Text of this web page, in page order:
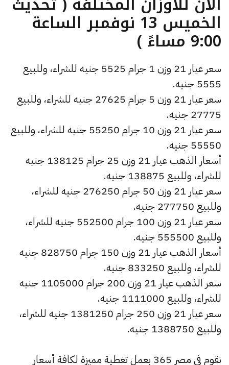
الخميس 13 نوفمبر الساعة
9:00 مساءً )
سعر عيار 21 وزن 1 جرام 5525 جنيه للشراء، وللبيع
5555 جنيه.
سعر عيار 21 وزن 5 جرام 27625 جنيه للشراء، وللبيع
27775 جنيه.
سعر عيار 21 وزن 10 جرام 55250 جنيه للشراء، وللبيع
55550 جنيه.
أسعار الذهب عيار 21 وزن 25 جرام 138125 جنيه
للشراء، وللبيع 138875 جنيه.
سعر عيار 21 وزن 50 جرام 276250 جنيه للشراء،
وللبيع 277750 جنيه.
سعر عيار 21 وزن 100 جرام 552500 جنيه للشراء،
وللبيع 555500 جنيه.
أسعار الذهب عيار 21 وزن 150 جرام 828750 جنيه
للشراء، وللبيع 833250 جنيه.
سعر الذهب عيار 21 وزن 200 جرام 1105000 جنيه
للشراء، وللبيع 1111000 جنيه.
سعر عيار 21 وزن 250 جرام 1381250 جنيه للشراء،
وللبيع 1388750 جنيه.
نقوم في مصر 365 بعمل تغطية مميزة لكافة أسعار